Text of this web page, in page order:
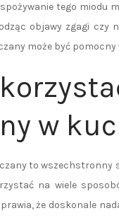
tego miodu
objawy zgagi czy
może być
w
to wszechstronny
na wiele
że doskonale